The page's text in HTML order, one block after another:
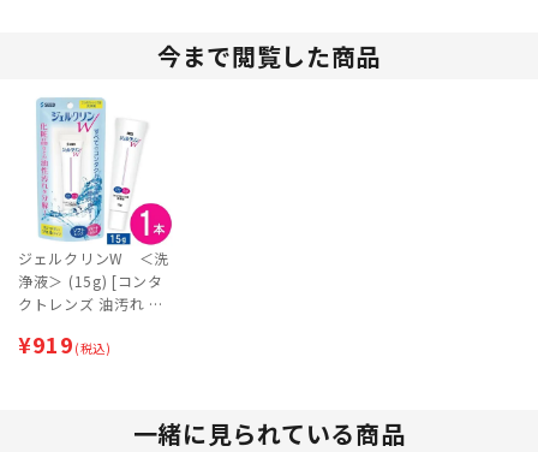
今まで閲覧した商品
ジェルクリンW ＜洗
浄液＞ (15g) [コンタ
クトレンズ 油汚れ 洗
¥919 (税込)
一緒に見られている商品